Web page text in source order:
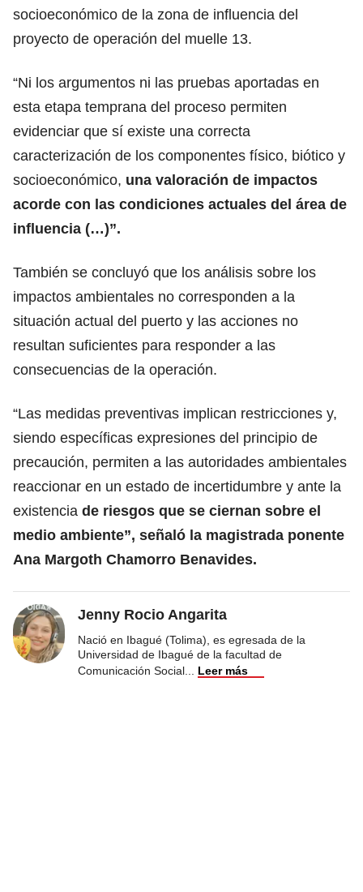
socioeconómico de la zona de influencia del
proyecto de operación del muelle 13.
“Ni los argumentos ni las pruebas aportadas en
esta etapa temprana del proceso permiten
evidenciar que sí existe una correcta
caracterización de los componentes físico, biótico y
socioeconómico, una valoración de impactos
acorde con las condiciones actuales del área de
influencia (…)”.
También se concluyó que los análisis sobre los
impactos ambientales no corresponden a la
situación actual del puerto y las acciones no
resultan suficientes para responder a las
consecuencias de la operación.
“Las medidas preventivas implican restricciones y,
siendo específicas expresiones del principio de
precaución, permiten a las autoridades ambientales
reaccionar en un estado de incertidumbre y ante la
existencia de riesgos que se ciernan sobre el
medio ambiente”, señaló la magistrada ponente
Ana Margoth Chamorro Benavides.
Jenny Rocio Angarita
Nació en Ibagué (Tolima), es egresada de la
Universidad de Ibagué de la facultad de
Comunicación Social
Leer más